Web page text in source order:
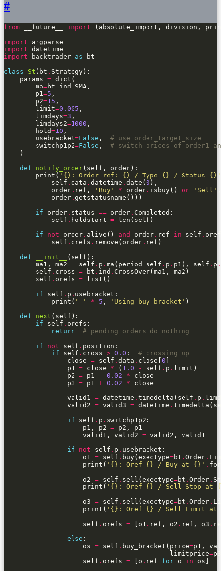
#
from __future__ import
import
import
import backtrader as
class
St (bt .
    params
=
        ma
=bt . ind .
        p1
=5
        p2
=15
        limit
=0.005
        limdays
=3
        limdays2
=1000
        hold
=10
        usebracket
=False , # use order_target_size
        switchp1p2
=False , # switch prices of order1
def
notify_order
        print(
' {} : Order ref: {} / Type {} / Status {} '
            self
. data . datetime . date(0
            order
. ref, 'Buy' * order . isbuy() or
'Sell'
            order
.
if order . status == order .
            self
. holdstart =
if
not order . alive() and order . ref in self .
            self
. orefs . remove(order .
def
__init__
        ma1, ma2
= self . p . ma(period=self . p . p1), self . p .
        self
. cross = bt . ind .
        self
. orefs =
if self . p .
            print(
'-' * 5 , 'Using buy_bracket'
def
next
if self .
return
# pending orders do nothing
if
not self .
if self . cross > 0.0 : # crossing up
                close
= self . data . close[0
                p1
= close * ( 1.0 - self . p .
                p2
= p1 - 0.02 *
                p3
= p1 + 0.02 *
                valid1
= datetime . timedelta(self . p .
                valid2
= valid3 = datetime .
if self . p .
                    p1, p2
=
                    valid1, valid2
=
if
not self . p .
                    o1
= self . buy(exectype=bt . Order .
                    print(
' {} : Oref {} / Buy at {} ' .
                    o2
= self . sell(exectype=bt . Order .
                    print(
' {} : Oref {} / Sell Stop at
                    o3
= self . sell(exectype=bt . Order .
                    print(
' {} : Oref {} / Sell Limit at
                    self
. orefs = [o1 . ref, o2 . ref, o3 .
else
                    os
= self . buy_bracket(price=p1,
                                          limitprice
=
                    self
. orefs = [o . ref for o in